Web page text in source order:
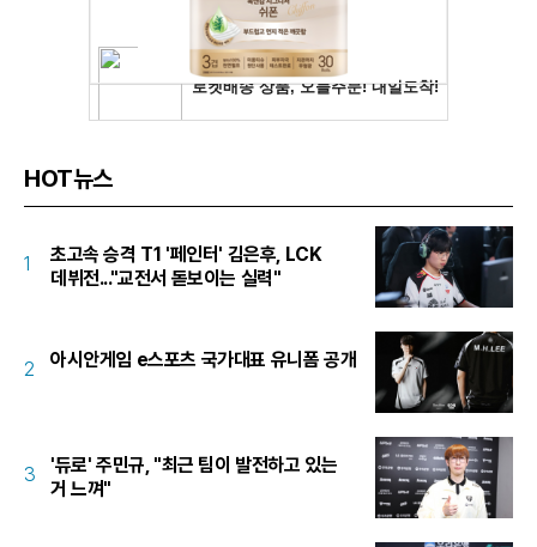
HOT뉴스
1
초고속 승격 T1 '페인터' 김은후, LCK
데뷔전..."교전서 돋보이는 실력"
2 아시안게임 e스포츠 국가대표 유니폼 공개
3
'듀로' 주민규, "최근 팀이 발전하고 있는
거 느껴"